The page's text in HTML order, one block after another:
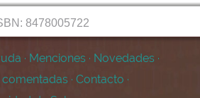
8478005722
· Menciones · Novedades ·
comentadas · Contacto ·